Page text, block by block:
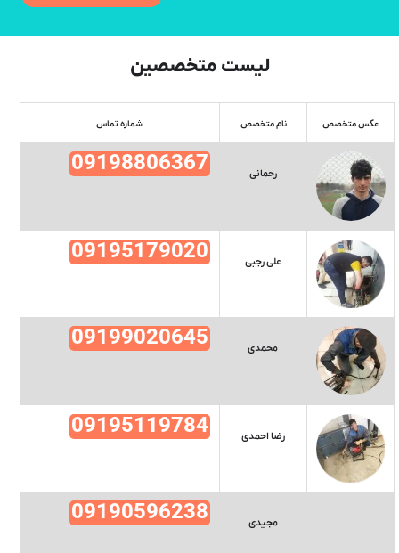
لیست متخصصین
عکس متخصص نام متخصص شماره تماس
رحمانی 09198806367
علی رجبی 09195179020
محمدی 09199020645
رضا احمدی 09195119784
مجیدی 09190596238